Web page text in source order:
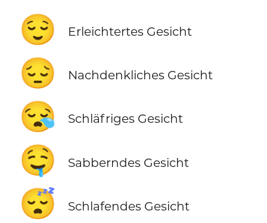
😌 Erleichtertes Gesicht
😔 Nachdenkliches Gesicht
😪 Schläfriges Gesicht
🤤 Sabberndes Gesicht
😴 Schlafendes Gesicht